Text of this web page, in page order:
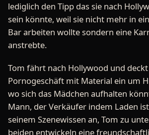
lediglich den Tipp das sie nach
sein könnte, weil sie nicht mehr in
Bar arbeiten wollte sondern eine
anstrebte.
Tom fährt nach Hollywood und
Pornogeschäft mit Material ein um
wo sich das Mädchen aufhalten
Mann, der Verkäufer indem Laden
seinem Szenewissen an, Tom zu
beiden entwickeln eine